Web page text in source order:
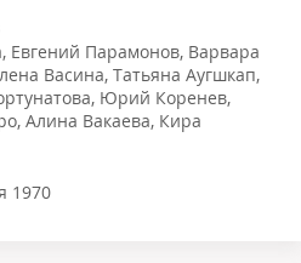
, Евгений Парамонов, Варвара
Васина, Татьяна Аугшкап,
, Юрий Коренев,
, Алина Вакаева, Кира
1970